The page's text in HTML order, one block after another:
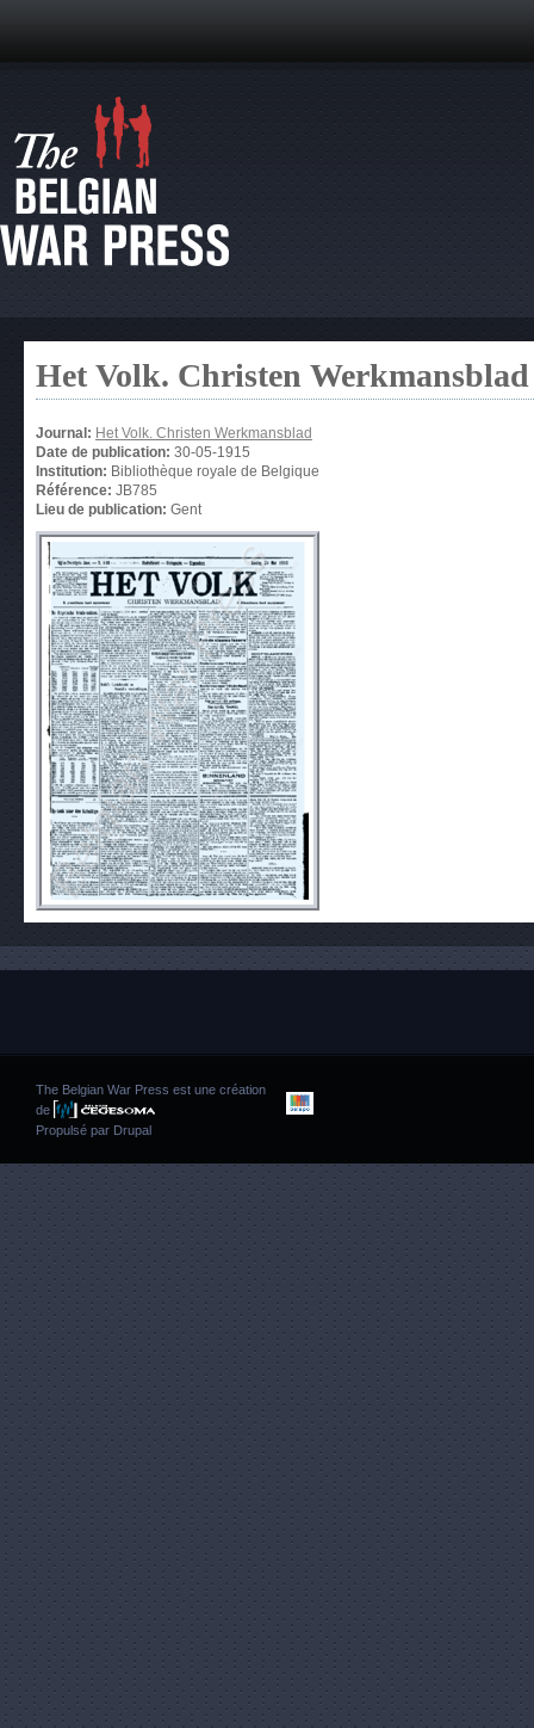
Het Volk. Christen Werkmansblad
Journal: Het Volk. Christen Werkmansblad
Date de publication: 30-05-1915
Institution: Bibliothèque royale de Belgique
Référence: JB785
Lieu de publication: Gent
The Belgian War Press est une création
de
Propulsé par Drupal